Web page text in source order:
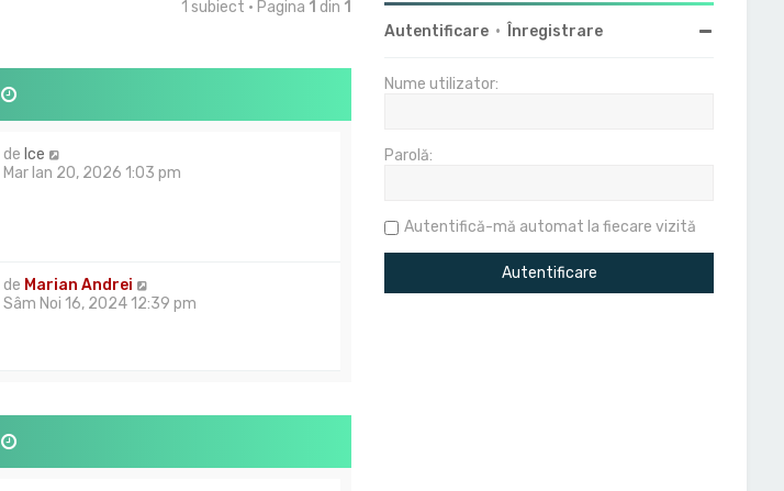
1 subiect • Pagina 1 din 1
de Ice
Mar Ian 20, 2026 1:03 pm
de Marian Andrei
Sâm Noi 16, 2024 12:39 pm
Autentificare • Înregistrare
Nume utilizator:
Parolă:
Autentifică-mă automat la fiecare vizită